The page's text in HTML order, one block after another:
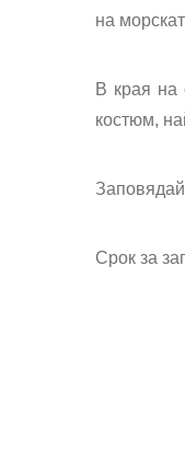
на
В края на
костюм,
Срок за